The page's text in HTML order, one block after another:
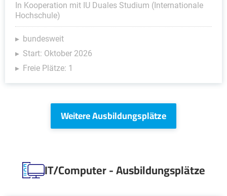
In Kooperation mit IU Duales Studium (Internationale
Hochschule)
bundesweit
Start: Oktober 2026
Freie Plätze: 1
Weitere Ausbildungsplätze
IT/Computer - Ausbildungsplätze